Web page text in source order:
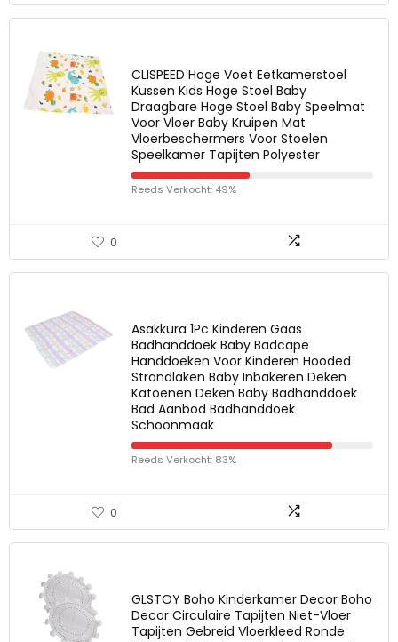
CLISPEED Hoge Voet Eetkamerstoel
Kussen Kids Hoge Stoel Baby
Draagbare Hoge Stoel Baby Speelmat
Voor Vloer Baby Kruipen Mat
Vloerbeschermers Voor Stoelen
Speelkamer Tapijten Polyester
Reeds Verkocht: 49%
0
Asakkura 1Pc Kinderen Gaas
Badhanddoek Baby Badcape
Handdoeken Voor Kinderen Hooded
Strandlaken Baby Inbakeren Deken
Katoenen Deken Baby Badhanddoek
Bad Aanbod Badhanddoek
Schoonmaak
Reeds Verkocht: 83%
0
GLSTOY Boho Kinderkamer Decor Boho
Decor Circulaire Tapijten Niet-Vloer
Tapijten Gebreid Vloerkleed Ronde